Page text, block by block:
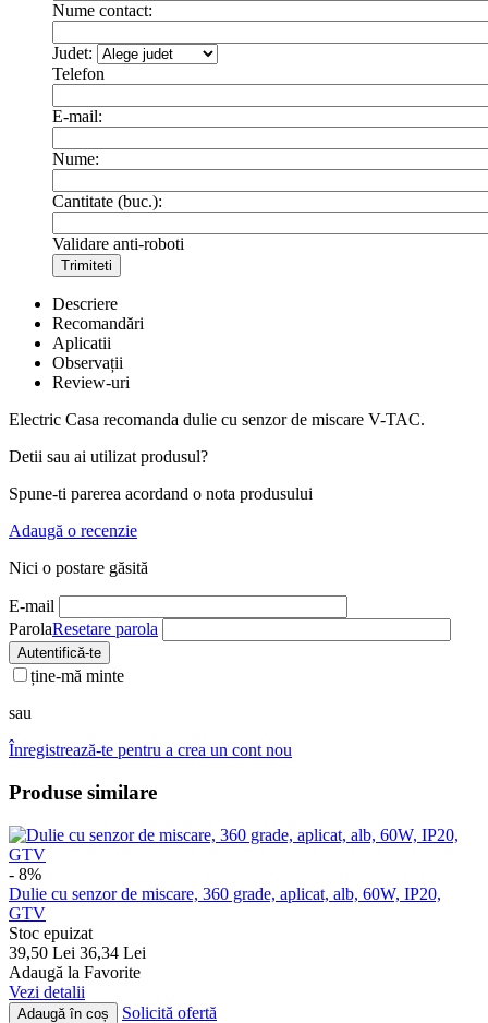
Nume contact:
Judet:
Telefon
E-mail:
Nume:
Cantitate (buc.):
Validare anti-roboti
Trimiteti
Descriere
Recomandări
Aplicatii
Observații
Review-uri
Electric Casa recomanda dulie cu senzor de miscare V-TAC.
Detii sau ai utilizat produsul?
Spune-ti parerea acordand o nota produsului
Adaugă o recenzie
Nici o postare găsită
E-mail
ParolaResetare parola
Autentifică-te
ține-mă minte
sau
Înregistrează-te pentru a crea un cont nou
Produse similare
- 8%
Dulie cu senzor de miscare, 360 grade, aplicat, alb, 60W, IP20,
GTV
Stoc epuizat
39,50 Lei 36,34 Lei
Adaugă la Favorite
Vezi detalii
Adaugă în coș
Solicită ofertă